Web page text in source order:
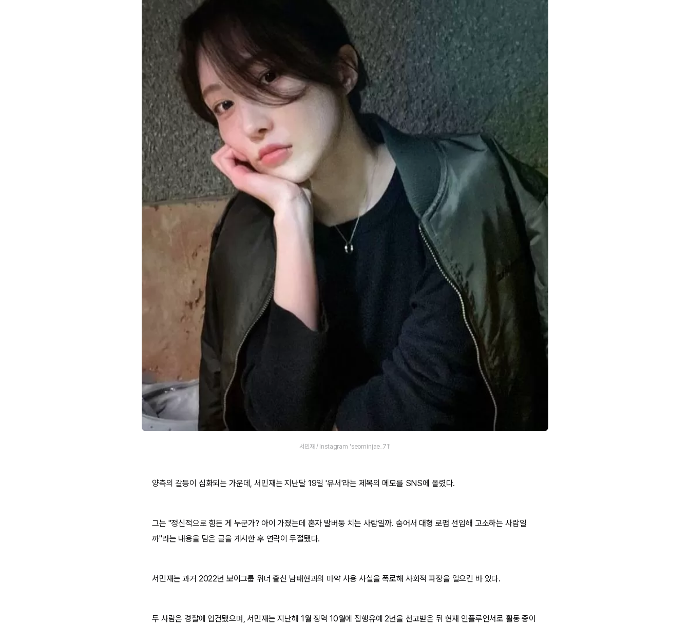
서민재 / Instagram 'seominjae_71'
양측의 갈등이 심화되는 가운데, 서민재는 지난달 19일 '유서'라는 제목의 메모를 SNS에 올렸다.
그는 "정신적으로 힘든 게 누군가? 아이 가졌는데 혼자 발버둥 치는 사람일까. 숨어서 대형 로펌 선입해 고소하는 사람일
까"라는 내용을 담은 글을 게시한 후 연락이 두절됐다.
서민재는 과거 2022년 보이그룹 위너 출신 남태현과의 마약 사용 사실을 폭로해 사회적 파장을 일으킨 바 있다.
두 사람은 경찰에 입건됐으며, 서민재는 지난해 1월 징역 10월에 집행유예 2년을 선고받은 뒤 현재 인플루언서로 활동 중이